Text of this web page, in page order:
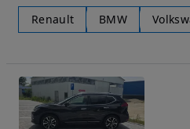
Renault BMW